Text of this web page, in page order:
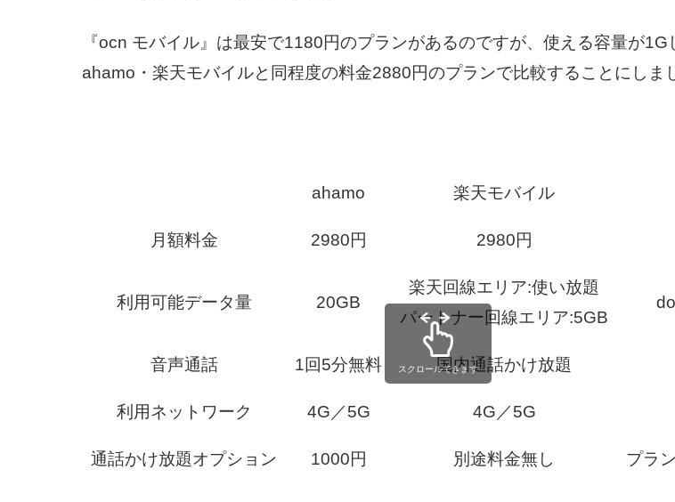
『ocn モバイル』は最安で1180円のプランがあるのですが、使える容量が1G
ahamo・楽天モバイルと同程度の料金2880円のプランで比較することにしま
ahamo 楽天モバイル
月額料金 2980円 2980円
利用可能データ量 20GB
楽天回線エリア:使い放題
パートナー回線エリア:5GB
音声通話 1回5分無料 国内通話かけ放題
利用ネットワーク 4G／5G 4G／5G
通話かけ放題オプション 1000円 別途料金無し プラ
スクロールできます